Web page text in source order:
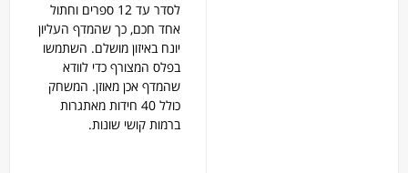
לסדר עד 12 ספרים וחתול
אחד חכם, כך שהמדף העליון
יונח באיזון מושלם. השתמשו
בפלס המצורף כדי לוודא
שהמדף אכן מאוזן. המשחק
כולל 40 חידות מאתגרות
ברמות קושי שונות.